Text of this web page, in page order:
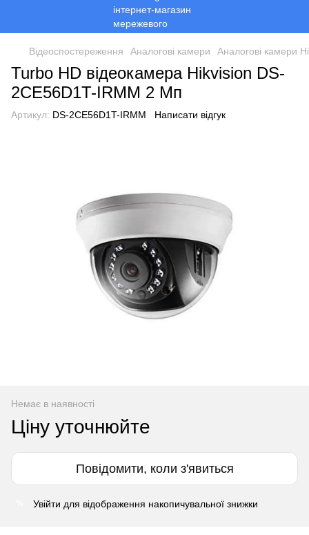
Відеоспостереження Аналогові камери Аналогові камери
Turbo HD відеокамера Hikvision DS-
2CE56D1T-IRMM 2 Мп
Артикул: DS-2CE56D1T-IRMM Написати відгук
Немає в наявності
Ціну уточнюйте
Повідомити, коли з'явиться
Увійти для відображення накопичувальної знижки